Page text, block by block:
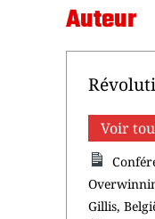
Auteur
Voir
Gillis,